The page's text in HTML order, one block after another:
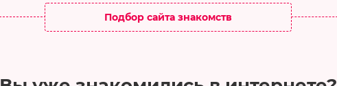
Подбор сайта знакомств